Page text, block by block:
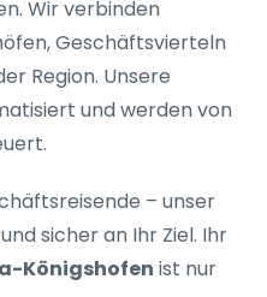
. Wir verbinden
Geschäftsvierteln
Region. Unsere
und werden von
– unser
sicher an Ihr Ziel. Ihr
Königshofen ist nur